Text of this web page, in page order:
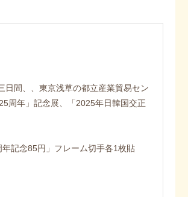
間、、東京浅草の都立産業貿易セン
周年」記念展、「2025年日韓国交正
記念85円」フレーム切手各1枚貼